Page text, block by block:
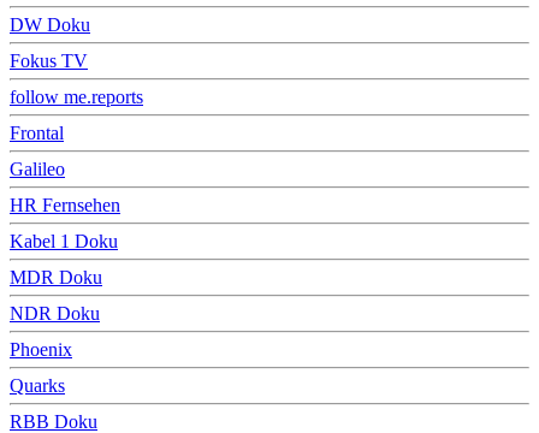
DW Doku
Fokus TV
follow me.reports
Frontal
Galileo
HR Fernsehen
Kabel 1 Doku
MDR Doku
NDR Doku
Phoenix
Quarks
RBB Doku